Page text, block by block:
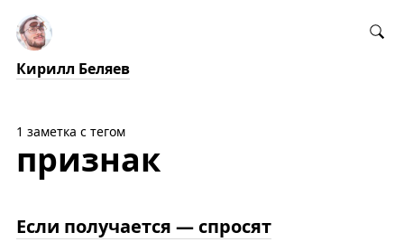
Кирилл Беляев
1 заметка с тегом
признак
Если получается — спросят